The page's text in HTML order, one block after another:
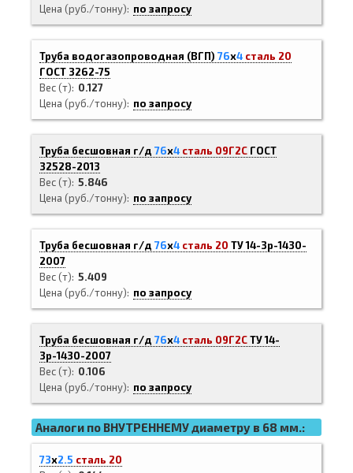
Цена (руб./тонну)
по запросу
Труба водогазопроводная (ВГП) 76х4 сталь 20
ГОСТ 3262-75
Вес (т)
0.127
Цена (руб./тонну)
по запросу
Труба бесшовная г/д 76х4 сталь 09Г2С ГОСТ
32528-2013
Вес (т) 5.846
Цена (руб./тонну)
по запросу
Труба бесшовная г/д 76х4 сталь 20 ТУ 14-3р-1430-
2007
Вес (т) 5.409
Цена (руб./тонну)
по запросу
Труба бесшовная г/д 76х4 сталь 09Г2СТУ 14-
3р-1430-2007
Вес (т)
0.106
Цена (руб./тонну)
по запросу
Аналоги по ВНУТРЕННЕМУ диаметру в 68 мм.:
73х2.5 сталь 20